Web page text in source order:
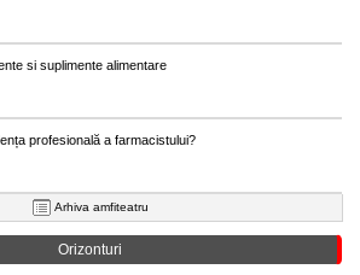
si suplimente alimentare
profesională a farmacistului?
Arhiva amfiteatru
Orizonturi